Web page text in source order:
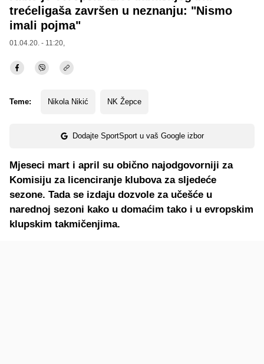
trećeligaša završen u neznanju: "Nismo
imali pojma"
01.04.20. - 11:20,
Teme: Nikola Nikić NK Žepce
Dodajte SportSport u vaš Google izbor
Mjeseci mart i april su obično najodgovorniji za
Komisiju za licenciranje klubova za sljedeće
sezone. Tada se izdaju dozvole za učešće u
narednoj sezoni kako u domaćim tako i u evropskim
klupskim takmičenjima.